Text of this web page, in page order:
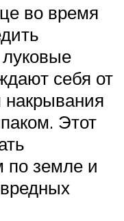
во время
себя от
накрывания
Этот
по земле и